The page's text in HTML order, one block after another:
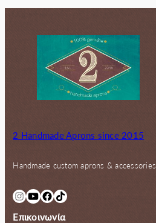
2 Handmade Aprons since 2015
Handmade custom aprons & accessories
InstagramYouTube Facebook TikTok
Επικοινωνία